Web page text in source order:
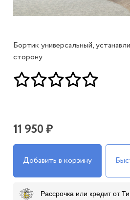
Бортик универсальный,
сторону
11 950 ₽
Добавить в корзину
Рассрочка или кредит от